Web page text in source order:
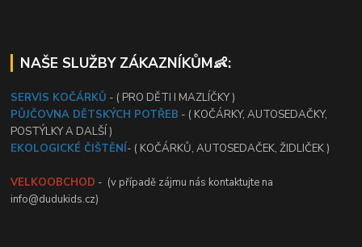
NAŠE SLUŽBY ZÁKAZNÍKŮM👶:
SERVIS KOČÁRKŮ - ( PRO DĚTI I MAZLÍČKY )
PŮJČOVNA DĚTSKÝCH POTŘEB - ( KOČÁRKY, AUTOSEDAČKY,
POSTÝLKY A DALŠÍ )
EKOLOGICKÉ ČIŠTĚNÍ- ( KOČÁRKŮ, AUTOSEDAČEK, ŽIDLIČEK )
VELKOOBCHOD - (v případě zájmu nás kontaktujte na
info@dudukids.cz)